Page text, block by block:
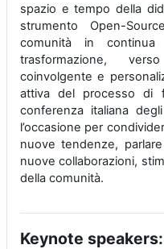
spazio e tempo della
strumento Open-
comunità in
trasformazione,
coinvolgente e
attiva del processo di
conferenza italiana
l’occasione per
nuove tendenze,
nuove collaborazioni,
della comunità.
Keynote speakers: